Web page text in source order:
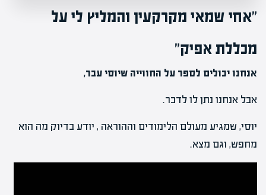
"אחי שמאי מקרקעין והמליץ לי על
מכללת אפיק"
אנחנו יכולים לספר על החווייה שיוסי עבר,
אבל אנחנו נתן לו לדבר.
יוסי, שמגיע מעולם הלימודים וההוראה , יודע בדיוק מה הוא
מחפש, וגם מצא.